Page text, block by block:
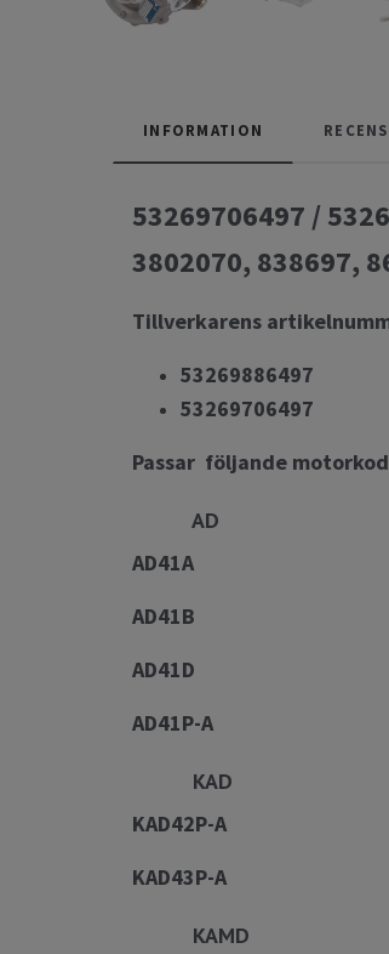
INFORMATION
53269706497 /
3802070, 838697,
Tillverkarens
53269886497
53269706497
Passar följande
AD
AD41A
AD41B
AD41D
AD41P-A
KAD
KAD42P-A
KAD43P-A
KAMD